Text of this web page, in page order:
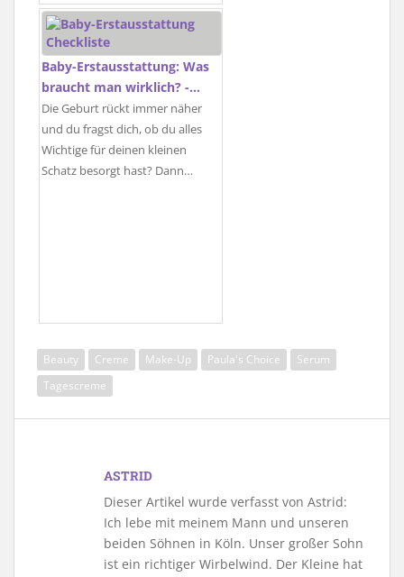
Baby-Erstausstattung: Was
braucht man wirklich? -…
Die Geburt rückt immer näher
und du fragst dich, ob du alles
Wichtige für deinen kleinen
Schatz besorgt hast? Dann…
Beauty Creme Make-Up Paula's Choice
Serum
Tagescreme
ASTRID
Dieser Artikel wurde verfasst von Astrid:
Ich lebe mit meinem Mann und unseren
beiden Söhnen in Köln. Unser großer Sohn
ist ein richtiger Wirbelwind. Der Kleine hat